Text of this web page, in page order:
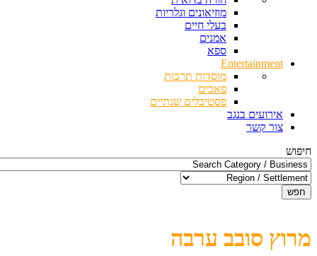
מוזיאונים וגלריות
בעלי חיים
אמנים
ספא
Entertainment
מוסדות תרבות
פאבים
פסטיבלים שנתיים
אירועים בנגב
צור קשר
חיפוש
חפש
מרוץ סובב ערבה